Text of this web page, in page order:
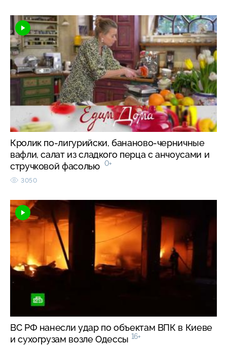
Кролик по-лигурийски, бананово-черничные
вафли, салат из сладкого перца с анчоусами и
стручковой фасолью 0+
3050
ВС РФ нанесли удар по объектам ВПК в Киеве
и сухогрузам возле Одессы 16+